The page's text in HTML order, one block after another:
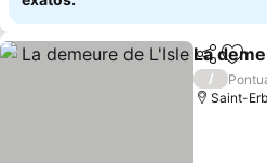
Partilhar
La
/
Saint-